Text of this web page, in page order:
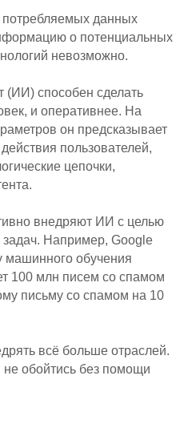
данных
о потенциальных
невозможно.
(ИИ) способен сделать
и оперативнее. На
он предсказывает
пользователей,
цепочки,
внедряют ИИ с целью
Например, Google
машинного обучения
100 млн писем со спамом
письму со спамом на 10
всё больше отраслей.
обойтись без помощи